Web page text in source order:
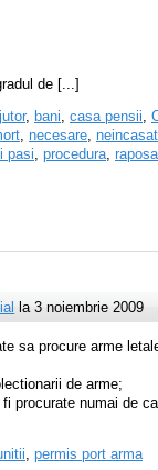
de [...]
, bani, casa pensii,
, necesare,
pasi, procedura,
la 3 noiembrie 2009
sa procure arme
de arme;
procurate numai de
, permis port arma